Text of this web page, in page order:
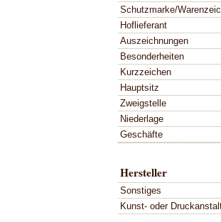
Schutzmarke/
Hoflieferant
Auszeichnungen
Besonderheiten
Kurzzeichen
Hauptsitz
Zweigstelle
Niederlage
Geschäfte
Hersteller
Sonstiges
Kunst- oder